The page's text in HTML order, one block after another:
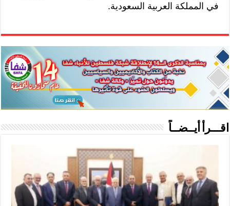
في المملكة العربية السعودية.
اقـــرأ أيــضــاً